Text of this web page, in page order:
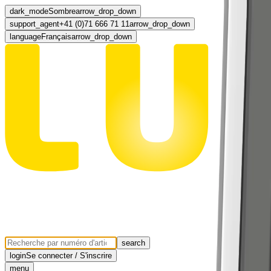
dark_modeSombrearrow_drop_down
support_agent+41 (0)71 666 71 11arrow_drop_down
languageFrançaisarrow_drop_down
search
loginSe connecter / S'inscrire
menu